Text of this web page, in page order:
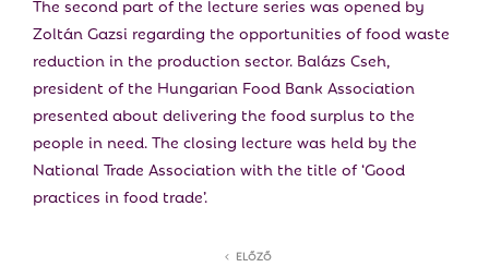
Zoltán Gazsi regarding the opportunities of food waste
reduction in the production sector. Balázs Cseh,
president of the Hungarian Food Bank Association
presented about delivering the food surplus to the
people in need. The closing lecture was held by the
National Trade Association with the title of ‘Good
practices in food trade’.
ELŐZŐ